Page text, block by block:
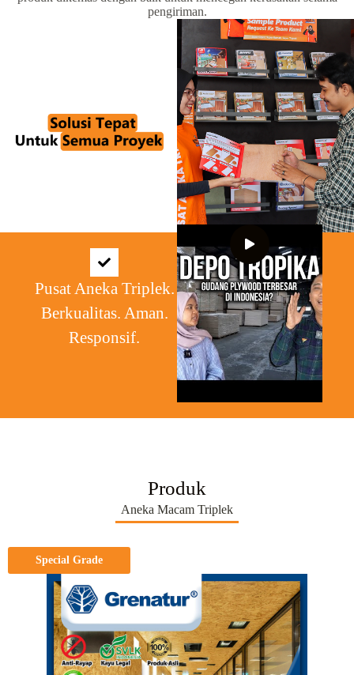
pengiriman.
Pusat Aneka Triplek.
Berkualitas. Aman.
Responsif.
Produk
Aneka Macam Triplek
Special Grade